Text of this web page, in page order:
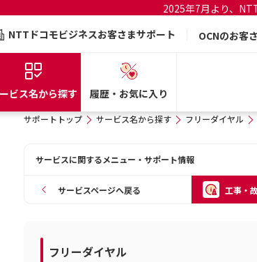
2025年7月より、
NTTドコモビジネスお客さまサポート
OCNのお客
ビス名から探す 履歴・お気に入り
サポートトップ サービス名から探す フリーダイヤル
サービスに関するメニュー・サポート情報
サービスページへ戻る 工事・
フリーダイヤル